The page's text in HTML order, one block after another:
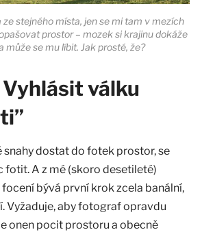
stejného místa, jen se mi tam v mezích
prostor – mozek si krajinu dokáže
může se mu líbit. Jak prosté, že?
válku
snahy dostat do fotek prostor, se
fotit. A z mé (skoro desetileté)
bývá první krok zcela banální,
Vyžaduje, aby fotograf opravdu
onen pocit prostoru a obecně